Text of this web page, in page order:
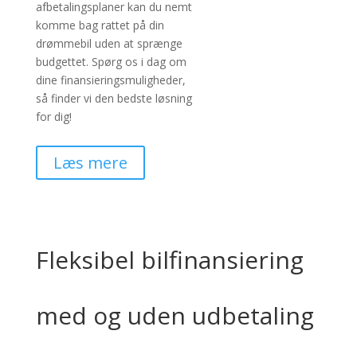
afbetalingsplaner kan du nemt
komme bag rattet på din
drømmebil uden at sprænge
budgettet. Spørg os i dag om
dine finansieringsmuligheder,
så finder vi den bedste løsning
for dig!
Læs mere
Fleksibel bilfinansiering
med og uden udbetaling